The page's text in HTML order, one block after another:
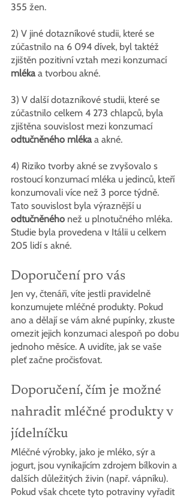
355 žen.
2) V jiné dotazníkové studii, které se
zúčastnilo na 6 094 dívek, byl taktéž
zjištěn pozitivní vztah mezi konzumací
mléka a tvorbou akné.
3) V další dotazníkové studii, které se
zúčastnilo celkem 4 273 chlapců, byla
zjištěna souvislost mezi konzumací
odtučněného mléka a akné.
4) Riziko tvorby akné se zvyšovalo s
rostoucí konzumací mléka u jedinců, kteří
konzumovali více než 3 porce týdně.
Tato souvislost byla výraznější u
odtučněného než u plnotučného mléka.
Studie byla provedena v Itálii u celkem
205 lidí s akné.
Doporučení pro vás
Jen vy, čtenáři, víte jestli pravidelně
konzumujete mléčné produkty. Pokud
ano a dělají se vám akné pupínky, zkuste
omezit jejich konzumaci alespoň po dobu
jednoho měsíce. A uvidíte, jak se vaše
pleť začne pročisťovat.
Doporučení, čím je možné
nahradit mléčné produkty v
jídelníčku
Mléčné výrobky, jako je mléko, sýr a
jogurt, jsou vynikajícím zdrojem bílkovin a
dalších důležitých živin (např. vápníku).
Pokud však chcete tyto potraviny vyřadit